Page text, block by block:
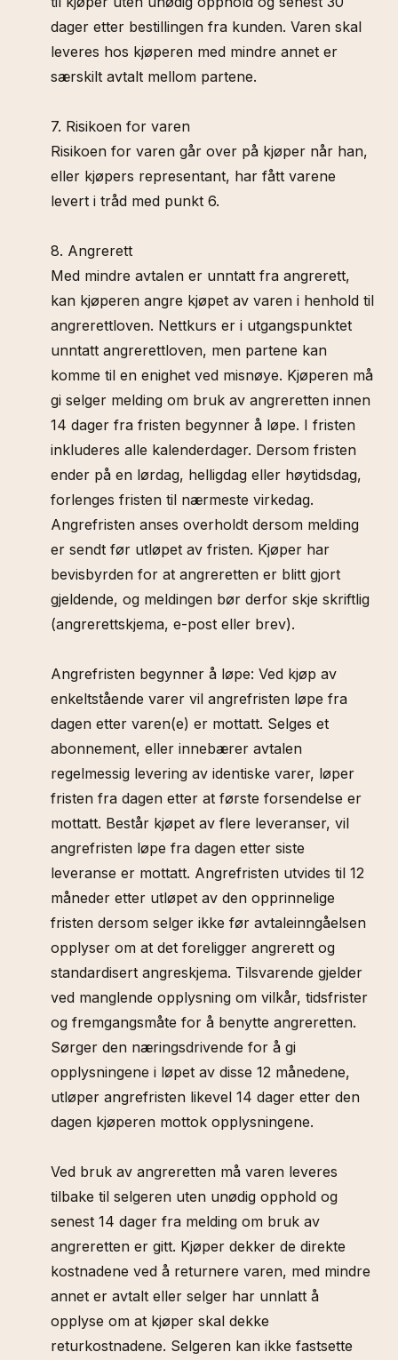
dager etter bestillingen fra kunden. Varen skal
leveres hos kjøperen med mindre annet er
særskilt avtalt mellom partene.
7. Risikoen for varen
Risikoen for varen går over på kjøper når han,
eller kjøpers representant, har fått varene
levert i tråd med punkt 6.
8. Angrerett
Med mindre avtalen er unntatt fra angrerett,
kan kjøperen angre kjøpet av varen i henhold til
angrerettloven. Nettkurs er i utgangspunktet
unntatt angrerettloven, men partene kan
komme til en enighet ved misnøye. Kjøperen må
gi selger melding om bruk av angreretten innen
14 dager fra fristen begynner å løpe. I fristen
inkluderes alle kalenderdager. Dersom fristen
ender på en lørdag, helligdag eller høytidsdag,
forlenges fristen til nærmeste virkedag.
Angrefristen anses overholdt dersom melding
er sendt før utløpet av fristen. Kjøper har
bevisbyrden for at angreretten er blitt gjort
gjeldende, og meldingen bør derfor skje skriftlig
(angrerettskjema, e-post eller brev).
Angrefristen begynner å løpe: Ved kjøp av
enkeltstående varer vil angrefristen løpe fra
dagen etter varen(e) er mottatt. Selges et
abonnement, eller innebærer avtalen
regelmessig levering av identiske varer, løper
fristen fra dagen etter at første forsendelse er
mottatt. Består kjøpet av flere leveranser, vil
angrefristen løpe fra dagen etter siste
leveranse er mottatt. Angrefristen utvides til 12
måneder etter utløpet av den opprinnelige
fristen dersom selger ikke før avtaleinngåelsen
opplyser om at det foreligger angrerett og
standardisert angreskjema. Tilsvarende gjelder
ved manglende opplysning om vilkår, tidsfrister
og fremgangsmåte for å benytte angreretten.
Sørger den næringsdrivende for å gi
opplysningene i løpet av disse 12 månedene,
utløper angrefristen likevel 14 dager etter den
dagen kjøperen mottok opplysningene.
Ved bruk av angreretten må varen leveres
tilbake til selgeren uten unødig opphold og
senest 14 dager fra melding om bruk av
angreretten er gitt. Kjøper dekker de direkte
kostnadene ved å returnere varen, med mindre
annet er avtalt eller selger har unnlatt å
opplyse om at kjøper skal dekke
returkostnadene. Selgeren kan ikke fastsette